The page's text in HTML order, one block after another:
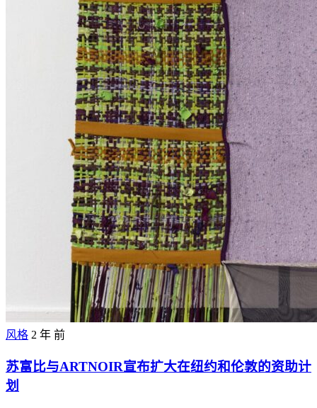
风格 2 年 前
苏富比与ARTNOIR宣布扩大在纽约和伦敦的资助计
划